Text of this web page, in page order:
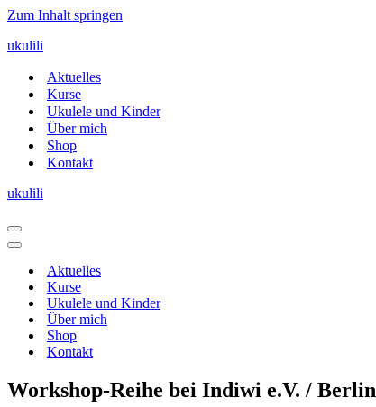
Zum Inhalt springen
ukulili
Aktuelles
Kurse
Ukulele und Kinder
Über mich
Shop
Kontakt
ukulili
Navigationsmenü
Navigationsmenü
Aktuelles
Kurse
Ukulele und Kinder
Über mich
Shop
Kontakt
Workshop-Reihe bei Indiwi e.V. / Berlin